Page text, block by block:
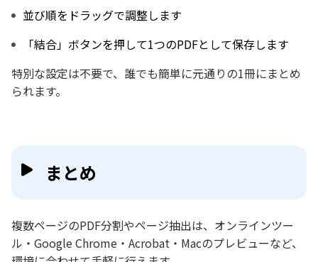
並び順をドラッグで調整します
「結合」ボタンを押して1つのPDFとして保存します
特別な設定は不要で、誰でも簡単に元通りの1冊にまとめ
られます。
まとめ
複数ページのPDF分割やページ抽出は、オンラインツー
ル・Google Chrome・Acrobat・Macのプレビューなど、